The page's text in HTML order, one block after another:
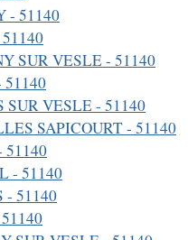
- 51140
SUR VESLE - 51140
51140
SUR VESLE - 51140
SAPICOURT - 51140
51140
- 51140
- 51140